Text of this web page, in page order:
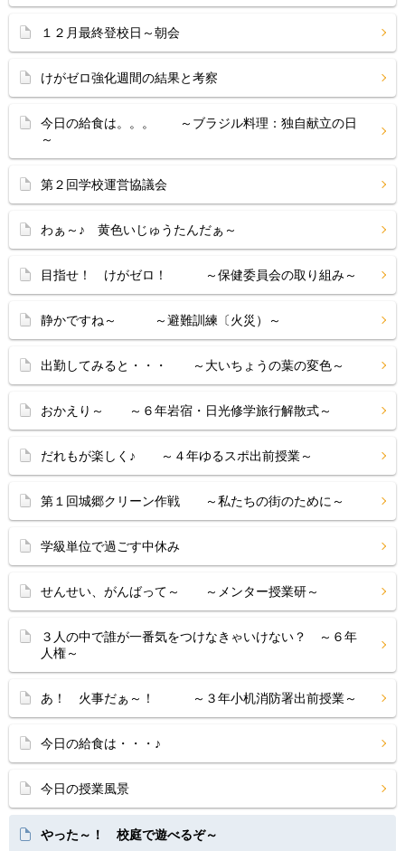
１２月最終登校日～朝会
けがゼロ強化週間の結果と考察
今日の給食は。。。 ～ブラジル料理：独自献立の日
～
第２回学校運営協議会
わぁ～♪ 黄色いじゅうたんだぁ～
目指せ！ けがゼロ！ ～保健委員会の取り組み～
静かですね～ ～避難訓練〔火災）～
出勤してみると・・・ ～大いちょうの葉の変色～
おかえり～ ～６年岩宿・日光修学旅行解散式～
だれもが楽しく♪ ～４年ゆるスポ出前授業～
第１回城郷クリーン作戦 ～私たちの街のために～
学級単位で過ごす中休み
せんせい、がんばって～ ～メンター授業研～
３人の中で誰が一番気をつけなきゃいけない？ ～６年
人権～
あ！ 火事だぁ～！ ～３年小机消防署出前授業～
今日の給食は・・・♪
今日の授業風景
やった～！ 校庭で遊べるぞ～